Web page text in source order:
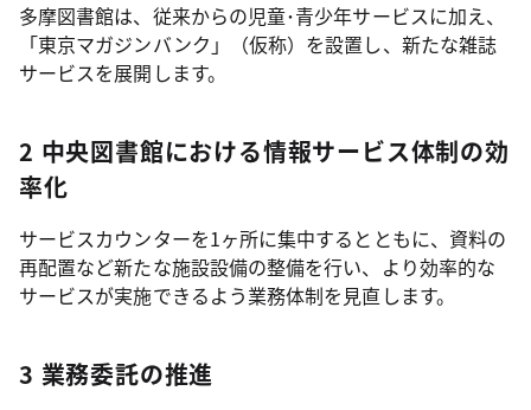
多摩図書館は、従来からの児童･青少年サービスに加え、
「東京マガジンバンク」（仮称）を設置し、新たな雑誌
サービスを展開します。
2 中央図書館における情報サービス体制の効
率化
サービスカウンターを1ヶ所に集中するとともに、資料の
再配置など新たな施設設備の整備を行い、より効率的な
サービスが実施できるよう業務体制を見直します。
3 業務委託の推進